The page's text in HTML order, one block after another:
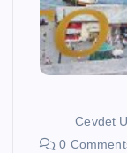
Cevdet
0